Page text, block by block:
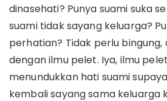
dinasehati? Punya suami suka
suami tidak sayang keluarga?
perhatian? Tidak perlu
dengan ilmu pelet. Iya, ilmu
menundukkan hati suami
kembali sayang sama keluarga